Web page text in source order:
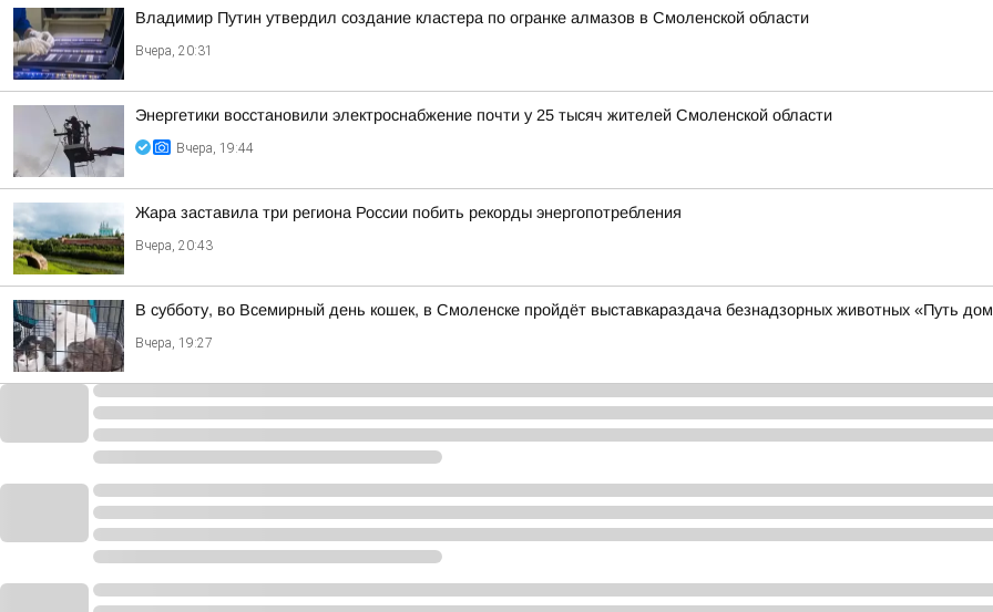
Владимир Путин утвердил создание кластера по огранке алмазов в Смоленской области
Вчера, 20:31
Энергетики восстановили электроснабжение почти у 25 тысяч жителей Смоленской области
Вчера, 19:44
Жара заставила три региона России побить рекорды энергопотребления
Вчера, 20:43
В субботу, во Всемирный день кошек, в Смоленске пройдёт выставкараздача безнадзорных животных «Путь
Вчера, 19:27